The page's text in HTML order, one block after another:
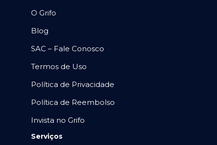
O Grifo
Blog
SAC – Fale Conosco
Termos de Uso
Política de Privacidade
Política de Reembolso
Invista no Grifo
Serviços